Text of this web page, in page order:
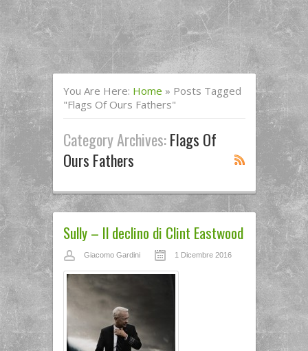
You Are Here: Home » Posts Tagged
"Flags Of Ours Fathers"
Category Archives:Flags Of
Ours Fathers
Sully – Il declino di Clint Eastwood
Giacomo Gardini 1 Dicembre 2016